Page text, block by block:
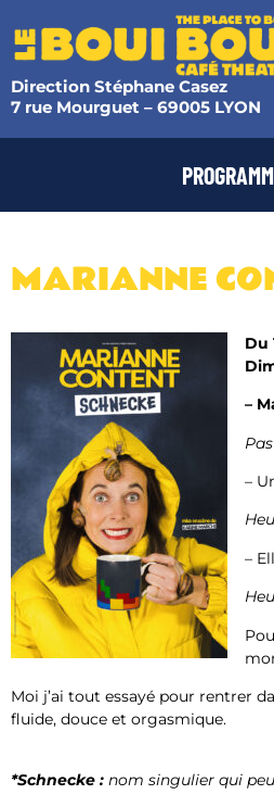
Direction Stéphane Casez
7 rue Mourguet – 69005 LYON
MARIANNE
Du
–
–
–
Moi j’ai tout essayé pour rentrer
fluide, douce et orgasmique.
*Schnecke : nom singulier qui